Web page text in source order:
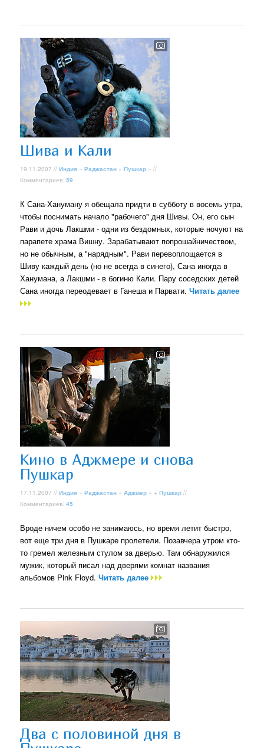
Шива и Кали
19.11.2007 //Индия »Раджастан »Пушкар » //
Комментариев:59
К Сана-Хануману я обещала придти в субботу в восемь утра,
чтобы поснимать начало "рабочего" дня Шивы. Он, его сын
Рави и дочь Лакшми - одни из бездомных, которые ночуют на
парапете храма Вишну. Зарабатывают попрошайничеством,
но не обычным, а "нарядным". Рави перевоплощается в
Шиву каждый день (но не всегда в синего), Сана иногда в
Ханумана, а Лакшми - в богиню Кали. Пару соседских детей
Сана иногда переодевает в Ганеша и Парвати.Читать далее
Кино в Аджмере и снова
Пушкар
17.11.2007 //Индия »Раджастан »Аджмер » +Пушкар //
Комментариев:45
Вроде ничем особо не занимаюсь, но время летит быстро,
вот еще три дня в Пушкаре пролетели. Позавчера утром кто-
то гремел железным стулом за дверью. Там обнаружился
мужик, который писал над дверями комнат названия
альбомов Pink Floyd.Читать далее
Два с половиной дня в